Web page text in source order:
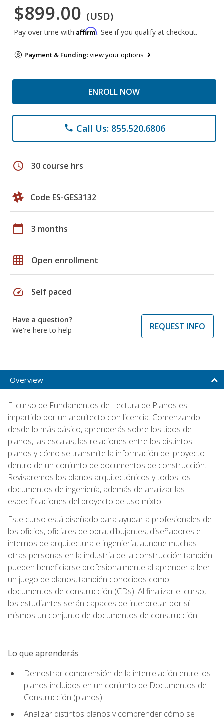
$899.00 (USD)
Pay over time with Affirm. See if you qualify at checkout.
Payment & Funding:view your options
ENROLL NOW
phone Call Us: 855.520.6806
schedule 30 course hrs
Code ES-GES3132
calendar_today 3 months
grid_on Open enrollment
speed Self paced
Have a question?
We're here to help
REQUEST INFO
Overview
El curso de Fundamentos de Lectura de Planos es
impartido por un arquitecto con licencia. Comenzando
desde lo más básico, aprenderás sobre los tipos de
planos, las escalas, las relaciones entre los distintos
planos y cómo se transmite la información del proyecto
dentro de un conjunto de documentos de construcción.
Revisaremos los planos arquitectónicos y todos los
documentos de ingeniería, además de analizar las
especificaciones del proyecto de uso mixto.
Este curso está diseñado para ayudar a profesionales de
los oficios, oficiales de obra, dibujantes, diseñadores e
internos de arquitectura e ingeniería, aunque muchas
otras personas en la industria de la construcción también
pueden beneficiarse profesionalmente al aprender a leer
un juego de planos, también conocidos como
documentos de construcción (CDs). Al finalizar el curso,
los estudiantes serán capaces de interpretar por sí
mismos un conjunto de documentos de construcción.
Lo que aprenderás
Demostrar comprensión de la interrelación entre los
planos incluidos en un conjunto de Documentos de
Construcción (planos).
Analizar distintos planos y comprender cómo se